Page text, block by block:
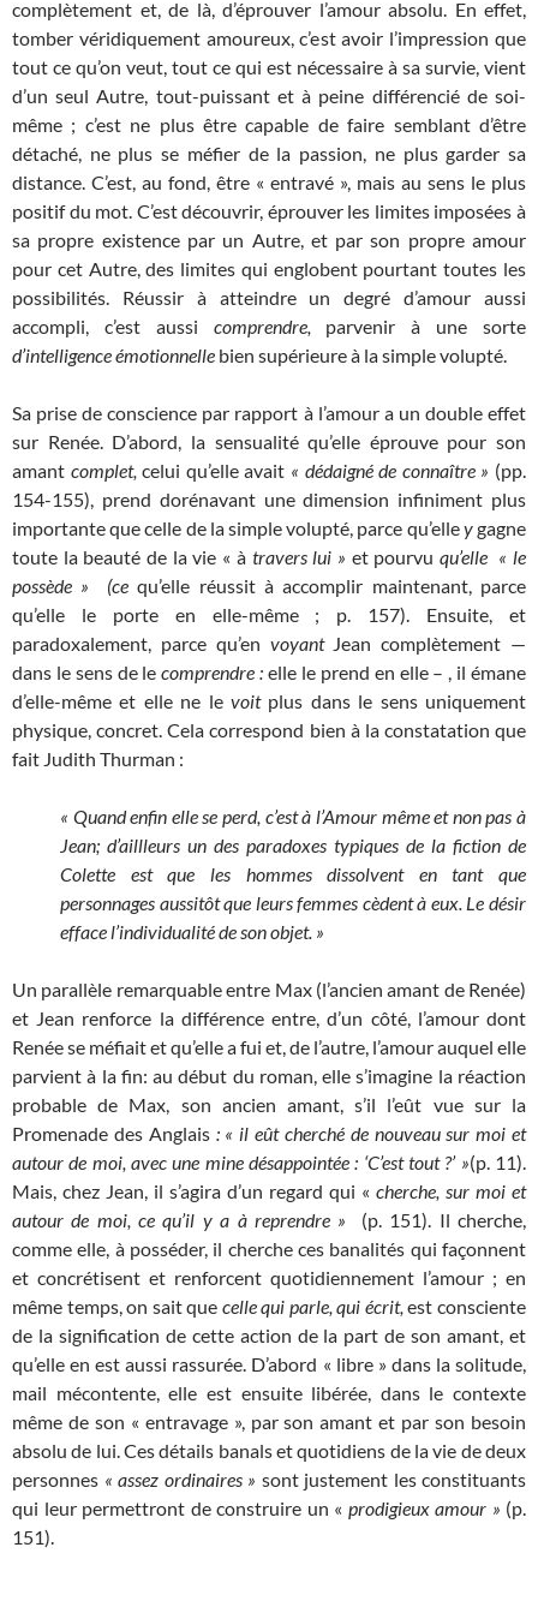
complètement et, de là, d’éprouver l’amour absolu. En effet,
tomber véridiquement amoureux, c’est avoir l’impression que
tout ce qu’on veut, tout ce qui est nécessaire à sa survie, vient
d’un seul Autre, tout-puissant et à peine différencié de soi-
même ; c’est ne plus être capable de faire semblant d’être
détaché, ne plus se méfier de la passion, ne plus garder sa
distance. C’est, au fond, être « entravé », mais au sens le plus
positif du mot. C’est découvrir, éprouver les limites imposées à
sa propre existence par un Autre, et par son propre amour
pour cet Autre, des limites qui englobent pourtant toutes les
possibilités. Réussir à atteindre un degré d’amour aussi
accompli, c’est aussi comprendre, parvenir à une sorte
d’intelligence émotionnelle bien supérieure à la simple volupté.
Sa prise de conscience par rapport à l’amour a un double effet
sur Renée. D’abord, la sensualité qu’elle éprouve pour son
amant complet,celui qu’elle avait « dédaigné de connaître » (pp.
154-155), prend dorénavant une dimension infiniment plus
importante que celle de la simple volupté, parce qu’elleygagne
toute la beauté de la vie « à travers lui » et pourvu qu’elle « le
possède » (cequ’elle réussit à accomplir maintenant, parce
qu’elle le porte en elle-même ; p. 157). Ensuite, et
paradoxalement, parce qu’en voyant Jean complètement —
dans le sens de lecomprendre :elle le prend en elle – , il émane
d’elle-même et elle ne le voit plus dans le sens uniquement
physique, concret. Cela correspond bien à la constatation que
fait Judith Thurman :
« Quand enfin elle se perd, c’est à l’Amour même et non pas à
Jean; d’aillleurs un des paradoxes typiques de la fiction de
Colette est que les hommes dissolvent en tant que
personnages aussitôt que leursfemmes cèdent à eux. Le désir
efface l’individualité de son objet. »
Un parallèle remarquable entre Max (l’ancien amant de Renée)
et Jean renforce la différence entre, d’un côté, l’amour dont
Renée se méfiait et qu’elle a fui et, de l’autre, l’amour auquel elle
parvient à la fin: au début du roman, elle s’imagine la réaction
probable de Max, son ancien amant, s’il l’eût vue sur la
Promenade des Anglais: « il eût cherché de nouveau sur moi et
autour de moi, avec une mine désappointée : ‘C’est tout ?’ »(p. 11).
Mais, chez Jean, il s’agira d’un regard qui « cherche, sur moi et
autour de moi, ce qu’il y a à reprendre » (p. 151). Il cherche,
comme elle, à posséder, il cherche ces banalités qui façonnent
et concrétisent et renforcent quotidiennement l’amour ; en
même temps, on sait que celle qui parle, qui écrit,est consciente
de la signification de cette action de la part de son amant, et
qu’elle en est aussi rassurée. D’abord « libre » dans la solitude,
mail mécontente, elle est ensuite libérée, dans le contexte
même de son « entravage », par son amant et par son besoin
absolu de lui. Ces détails banals et quotidiens de la vie de deux
personnes « assez ordinaires » sont justement les constituants
qui leur permettront de construire un « prodigieux amour » (p.
151).